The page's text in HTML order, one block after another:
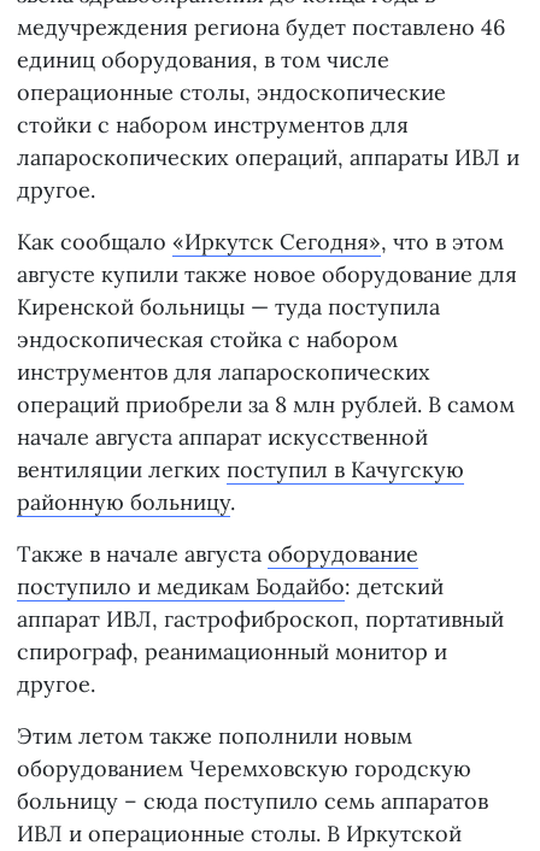
медучреждения региона будет поставлено 46
единиц оборудования, в том числе
операционные столы, эндоскопические
стойки с набором инструментов для
лапароскопических операций, аппараты ИВЛ и
другое.
Как сообщало «Иркутск Сегодня», что в этом
августе купили также новое оборудование для
Киренской больницы — туда поступила
эндоскопическая стойка с набором
инструментов для лапароскопических
операций приобрели за 8 млн рублей. В самом
начале августа аппарат искусственной
вентиляции легких поступил в Качугскую
районную больницу.
Также в начале августа оборудование
поступило и медикам Бодайбо: детский
аппарат ИВЛ, гастрофиброскоп, портативный
спирограф, реанимационный монитор и
другое.
Этим летом также пополнили новым
оборудованием Черемховскую городскую
больницу – сюда поступило семь аппаратов
ИВЛ и операционные столы. В Иркутской